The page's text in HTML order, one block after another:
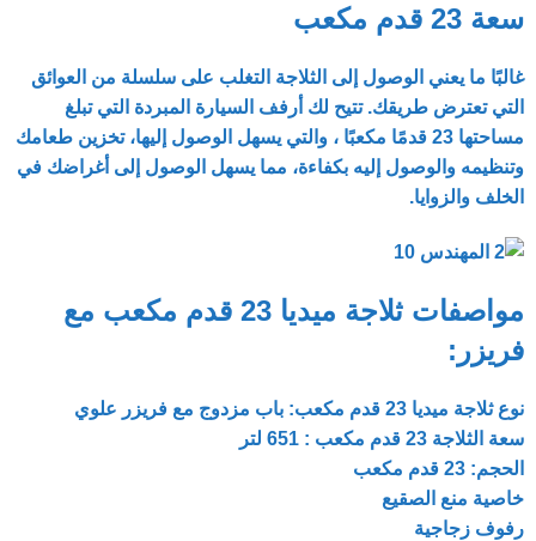
سعة 23 قدم مكعب
غالبًا ما يعني الوصول إلى الثلاجة التغلب على سلسلة من العوائق
التي تعترض طريقك. تتيح لك أرفف السيارة المبردة التي تبلغ
مساحتها 23 قدمًا مكعبًا
، والتي يسهل الوصول إليها، تخزين طعامك
وتنظيمه والوصول إليه بكفاءة، مما يسهل الوصول إلى أغراضك في
الخلف والزوايا.
مواصفات ثلاجة ميديا ​​23 قدم مكعب مع
فريزر:
نوع ثلاجة ميديا ​​23 قدم مكعب: باب مزدوج مع فريزر علوي
سعة الثلاجة 23 قدم مكعب : 651 لتر
الحجم: 23 قدم مكعب
خاصية منع الصقيع
رفوف زجاجية